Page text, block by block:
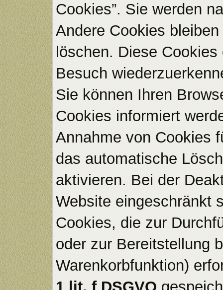
Cookies”. Sie werden
Andere Cookies
löschen. Diese
Besuch
Sie können Ihren
Cookies informiert
Annahme von Cookies
das automatische
aktivieren. Bei der
Website eingeschränkt
Cookies, die zur
oder zur Bereitstellung
Warenkorbfunktion)